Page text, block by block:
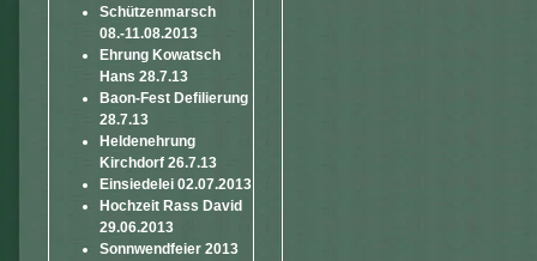
Schützenmarsch
08.-11.08.2013
Ehrung Kowatsch
Hans 28.7.13
Baon-Fest Defilierung
28.7.13
Heldenehrung
Kirchdorf 26.7.13
Einsiedelei 02.07.2013
Hochzeit Rass David
29.06.2013
Sonnwendfeier 2013